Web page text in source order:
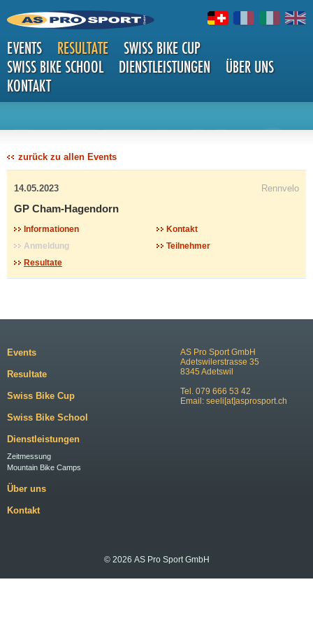
EVENTS RESULTATE
SWISS BIKE CUP
SWISS BIKE SCHOOL
DIENSTLEISTUNGEN
ÜBER UNS
KONTAKT
DETAILS
zurück zu allen Events
14.05.2023 Rennvelo
GP Cham-Hagendorn
Informationen
Kontakt
Anmeldung
Teilnehmer
Resultate
AS Pro Sport GmbH
Adetswilerstrasse 35
8345 Adetswil
Tel. 079 666 53 42
Email: seeli[at]asprosport.ch
Events
Resultate
Swiss Bike Cup
Swiss Bike School
Dienstleistungen
Zeitmessung
Mountain Bike Camps
Über uns
Kontakt
© 2026 AS Pro Sport GmbH